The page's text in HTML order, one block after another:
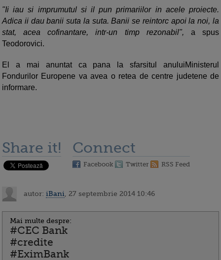
"Ii iau si imprumutul si il pun primariilor in acele proiecte.
Adica ii dau banii suta la suta. Banii se reintorc apoi la noi, la
stat, acea cofinantare, intr-un timp rezonabil", a spus
Teodorovici.
El a mai anuntat ca pana la sfarsitul anuluiMinisterul
Fondurilor Europene va avea o retea de centre judetene de
informare.
Share it! Connect
Facebook Twitter RSS Feed
autor: iBani , 27 septembrie 2014 10:46
Mai multe despre:
#CEC Bank
#credite
#EximBank